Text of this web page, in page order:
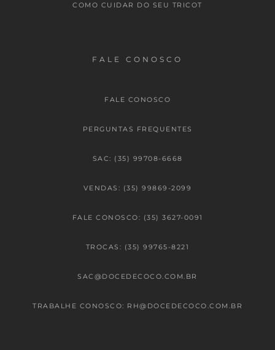
COMO CUIDAR DO SEU TRICOT
FALE CONOSCO
FALE CONOSCO
PERGUNTAS FREQUENTES
SAC: (35) 99708-6668
VENDAS: (35) 99869-2099
FALE CONOSCO: (35) 3627-0091
TROCAS: (35) 99765-8221
SAC@DOCEDECOCO.COM.BR
TRABALHE CONOSCO: RH@DOCEDECOCO.COM.BR